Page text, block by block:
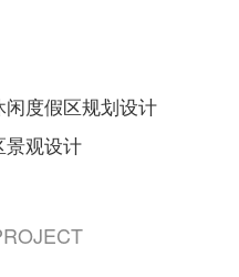
闲度假区规划设计
景观设计